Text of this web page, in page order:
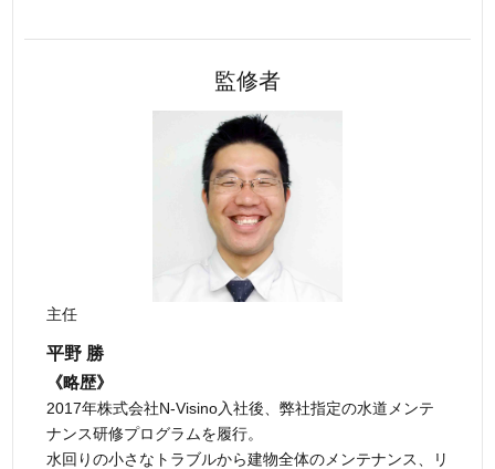
監修者
主任
平野 勝
《略歴》
2017年株式会社N-Visino入社後、弊社指定の水道メンテ
ナンス研修プログラムを履行。
水回りの小さなトラブルから建物全体のメンテナンス、リ